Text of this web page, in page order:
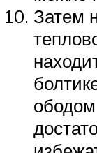
Затем
ободом